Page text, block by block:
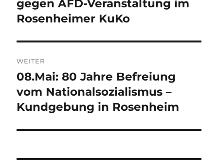
gegen AFD-Veranstaltung im
Rosenheimer KuKo
WEITER
Nächster
Beitrag:
08.Mai: 80 Jahre Befreiung
vom Nationalsozialismus –
Kundgebung in Rosenheim